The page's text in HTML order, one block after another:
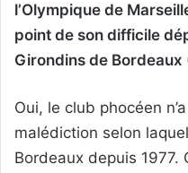
l’Olympique de
point de son difficile
Girondins de
Oui, le club phocéen
malédiction selon
Bordeaux depuis 1977.